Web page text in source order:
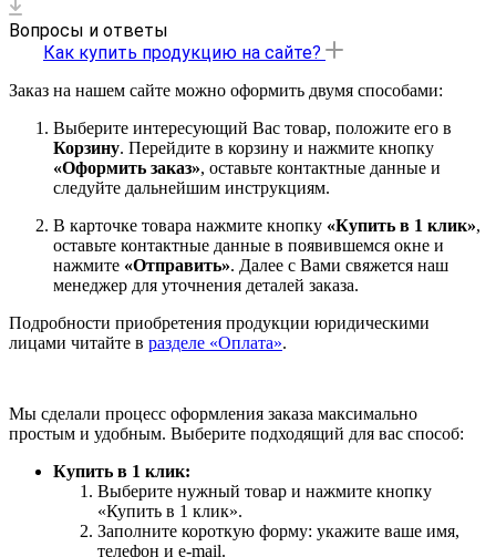
Вопросы и ответы
Как купить продукцию на сайте?
Заказ на нашем сайте можно оформить двумя способами:
Выберите интересующий Вас товар, положите его в
Корзину. Перейдите в корзину и нажмите кнопку
«Оформить заказ», оставьте контактные данные и
следуйте дальнейшим инструкциям.
В карточке товара нажмите кнопку «Купить в 1 клик»,
оставьте контактные данные в появившемся окне и
нажмите «Отправить». Далее с Вами свяжется наш
менеджер для уточнения деталей заказа.
Подробности приобретения продукции юридическими
лицами читайте в разделе «Оплата».
Мы сделали процесс оформления заказа максимально
простым и удобным. Выберите подходящий для вас способ:
Купить в 1 клик:
Выберите нужный товар и нажмите кнопку
«Купить в 1 клик».
Заполните короткую форму: укажите ваше имя,
телефон и e-mail.